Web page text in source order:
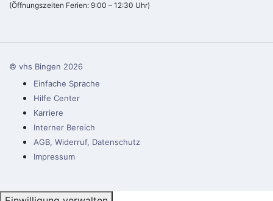
(Öffnungszeiten Ferien: 9:00 – 12:30 Uhr)
© vhs Bingen 2026
Einfache Sprache
Hilfe Center
Karriere
Interner Bereich
AGB, Widerruf, Datenschutz
Impressum